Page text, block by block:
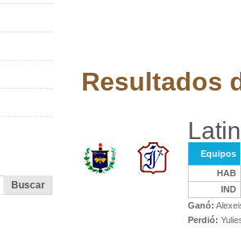
Resultados
Equipos
HAB
IND
Ganó:
Perdió: